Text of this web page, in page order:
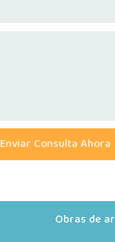
Enviar Consulta Ahora
Obras de